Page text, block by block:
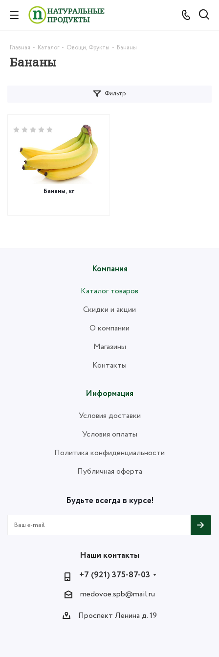
Бананы
Главная - Каталог - Овощи, Фрукты - Бананы
Фильтр
Бананы, кг
Компания
Каталог товаров
Скидки и акции
О компании
Магазины
Контакты
Информация
Условия доставки
Условия оплаты
Политика конфиденциальности
Публичная оферта
Будьте всегда в курсе!
Наши контакты
+7 (921) 375-87-03
medovoe.spb@mail.ru
Проспект Ленина д. 19